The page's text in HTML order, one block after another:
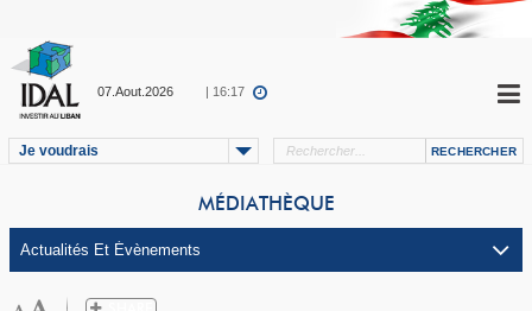
07.Aout.2026 | 16:17
Je voudrais
MÉDIATHÈQUE